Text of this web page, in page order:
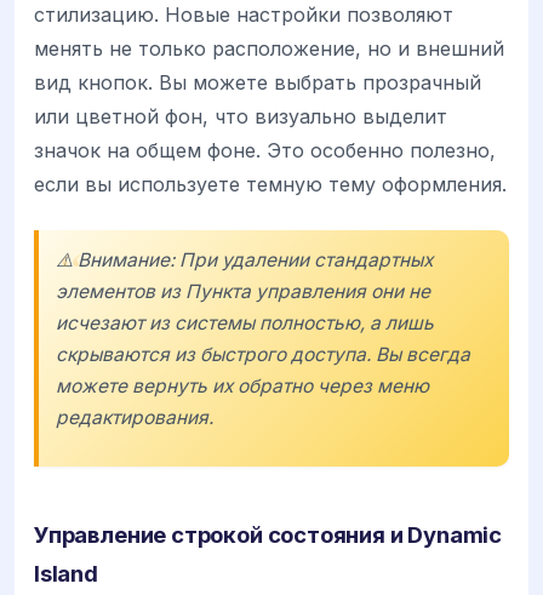
стилизацию. Новые настройки позволяют
менять не только расположение, но и внешний
вид кнопок. Вы можете выбрать прозрачный
или цветной фон, что визуально выделит
значок на общем фоне. Это особенно полезно,
если вы используете темную тему оформления.
⚠️ Внимание: При удалении стандартных
элементов из Пункта управления они не
исчезают из системы полностью, а лишь
скрываются из быстрого доступа. Вы всегда
можете вернуть их обратно через меню
редактирования.
Управление строкой состояния и Dynamic
Island